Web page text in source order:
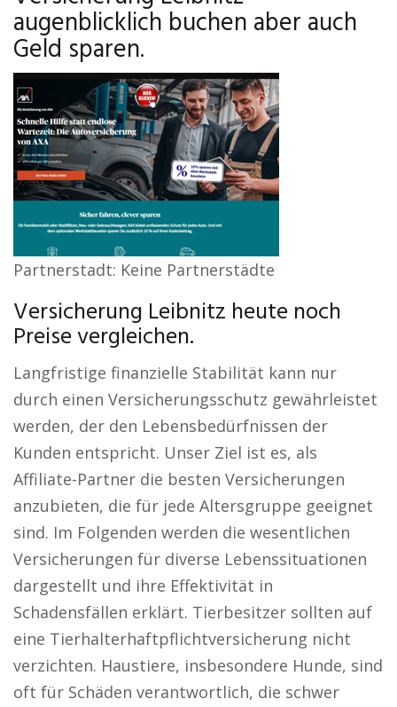
augenblicklich buchen aber auch
Geld sparen.
Partnerstadt: Keine Partnerstädte
Versicherung Leibnitz heute noch
Preise vergleichen.
Langfristige finanzielle Stabilität kann nur
durch einen Versicherungsschutz gewährleistet
werden, der den Lebensbedürfnissen der
Kunden entspricht. Unser Ziel ist es, als
Affiliate-Partner die besten Versicherungen
anzubieten, die für jede Altersgruppe geeignet
sind. Im Folgenden werden die wesentlichen
Versicherungen für diverse Lebenssituationen
dargestellt und ihre Effektivität in
Schadensfällen erklärt. Tierbesitzer sollten auf
eine Tierhalterhaftpflichtversicherung nicht
verzichten. Haustiere, insbesondere Hunde, sind
oft für Schäden verantwortlich, die schwer